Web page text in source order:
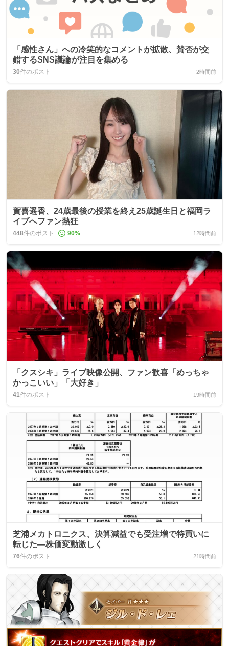
「感性さん」への冷笑的なコメントが拡散、賛否が交
錯するSNS議論が注目を集める
30件のポスト 2時間前
賀喜遥香、24歳最後の授業を終え25歳誕生日と福岡ラ
イブへファン熱狂
448件のポスト 90% 12時間前
「クスシキ」ライブ映像公開、ファン歓喜「めっちゃ
かっこいい」「大好き」
41件のポスト 19時間前
芝浦メカトロニクス、決算減益でも受注増で特買いに
転じた―株価変動激しく
76件のポスト 21時間前